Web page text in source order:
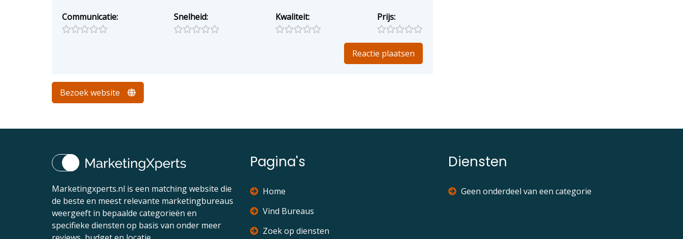
Communicatie: Snelheid: Kwaliteit: Prijs:
Bezoek website
Marketingxperts.nl is een matching website die
de beste en meest relevante marketingbureaus
weergeeft in bepaalde categorieën en
specifieke diensten op basis van onder meer
Pagina's
Home
Vind Bureaus
Zoek op diensten
Diensten
Geen onderdeel van een categorie